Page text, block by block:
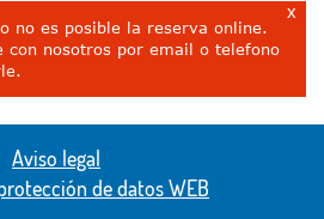
x
no es posible la reserva online.
con nosotros por email o telefono
Aviso legal
de datos WEB